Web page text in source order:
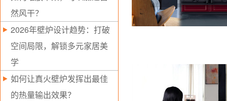
然风干？
2026年壁炉设计趋势：打破
空间局限，解锁多元家居美
学
如何让真火壁炉发挥出最佳
的热量输出效果？